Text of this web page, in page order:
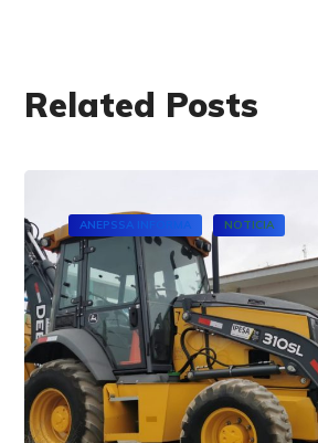
Related Posts
ANEPSSA INFORMA NOTICIA